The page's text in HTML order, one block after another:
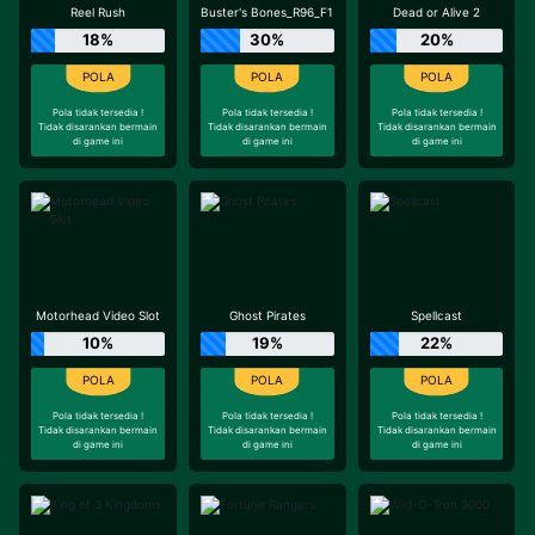
Reel Rush
18%
Pola tidak tersedia !
Tidak disarankan bermain
di game ini
Buster's Bones_R96_F1
30%
Pola tidak tersedia !
Tidak disarankan bermain
di game ini
Dead or Alive 2
20%
Pola tidak tersedia !
Tidak disarankan bermain
di game ini
Motorhead Video Slot
10%
Pola tidak tersedia !
Tidak disarankan bermain
di game ini
Ghost Pirates
19%
Pola tidak tersedia !
Tidak disarankan bermain
di game ini
Spellcast
22%
Pola tidak tersedia !
Tidak disarankan bermain
di game ini